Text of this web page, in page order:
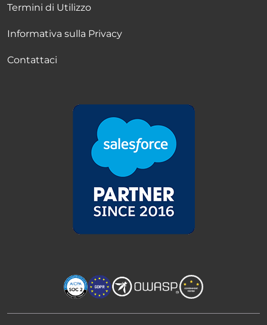
Termini di Utilizzo
Informativa sulla Privacy
Contattaci